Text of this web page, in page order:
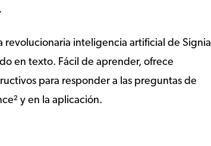
inteligencia artificial de Signia
en texto. Fácil de aprender, ofrece
para responder a las preguntas de
y en la aplicación.